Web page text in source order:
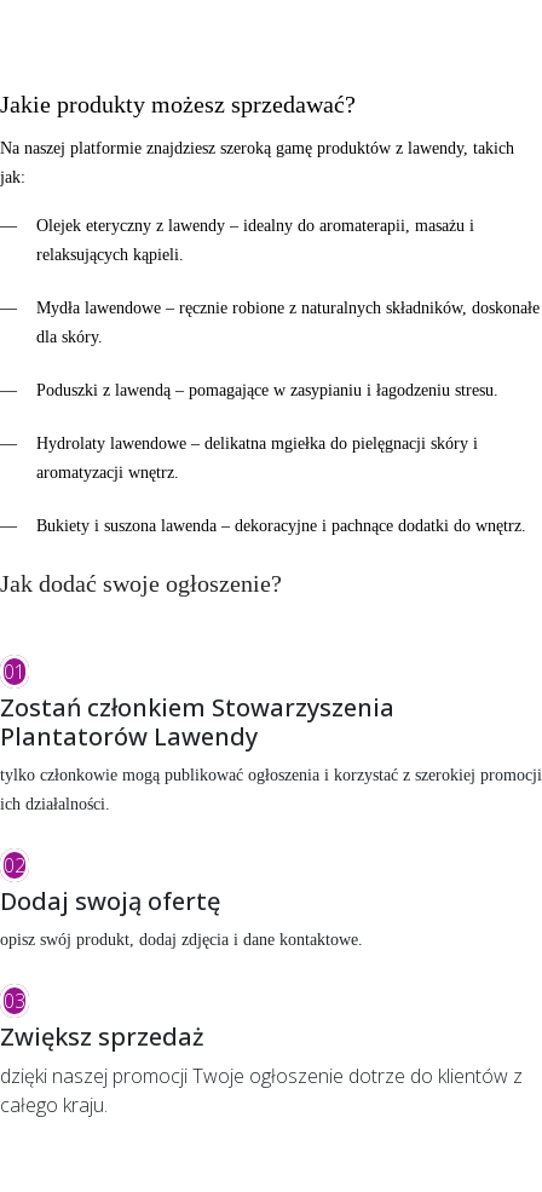
Jakie produkty możesz sprzedawać?
Na naszej platformie znajdziesz szeroką gamę produktów z lawendy, takich
jak:
Olejek eteryczny z lawendy – idealny do aromaterapii, masażu i
relaksujących kąpieli.
Mydła lawendowe – ręcznie robione z naturalnych składników, doskonałe
dla skóry.
Poduszki z lawendą – pomagające w zasypianiu i łagodzeniu stresu.
Hydrolaty lawendowe – delikatna mgiełka do pielęgnacji skóry i
aromatyzacji wnętrz.
Bukiety i suszona lawenda – dekoracyjne i pachnące dodatki do wnętrz.
Jak dodać swoje ogłoszenie?
01
Zostań członkiem Stowarzyszenia
Plantatorów Lawendy
tylko członkowie mogą publikować ogłoszenia i korzystać z szerokiej promocji
ich działalności.
02
Dodaj swoją ofertę
opisz swój produkt, dodaj zdjęcia i dane kontaktowe.
03
Zwiększ sprzedaż
dzięki naszej promocji Twoje ogłoszenie dotrze do klientów z
całego kraju.